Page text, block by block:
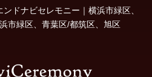
ドナビセレモニー｜横浜市緑区、
市緑区、青葉区/都筑区、旭区